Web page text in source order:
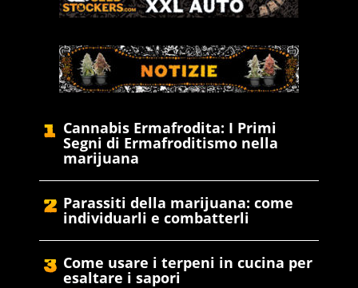
Cannabis Ermafrodita: I Primi
Segni di Ermafroditismo nella
marijuana
Parassiti della marijuana: come
individuarli e combatterli
Come usare i terpeni in cucina per
esaltare i sapori